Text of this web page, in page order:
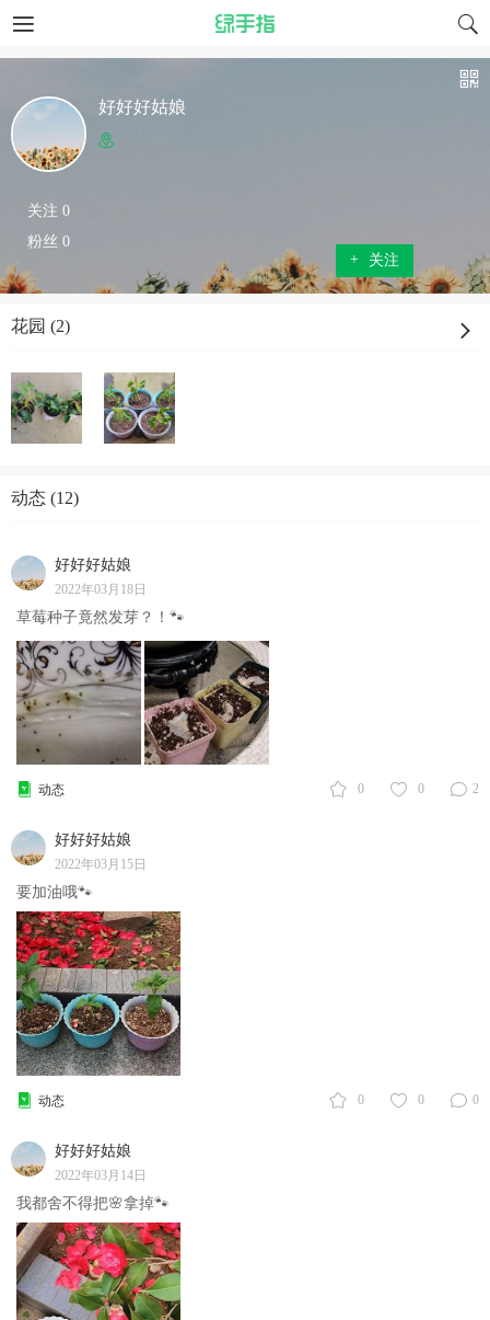
关注 0
粉丝 0
好好好姑娘
+ 关注
花园 (2)
动态 (12)
好好好姑娘
2022年03月18日
草莓种子竟然发芽？！🐾
0 0 2
动态
好好好姑娘
2022年03月15日
要加油哦🐾
0 0 0
动态
好好好姑娘
2022年03月14日
我都舍不得把🌸拿掉🐾